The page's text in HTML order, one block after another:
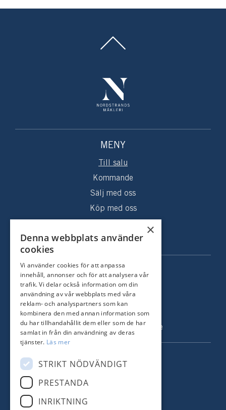
MENY
Till salu
Kommande
Sälj med oss
Köp med oss
Om oss
KONTAKT
Strandvägen 67
115 23 Stockholm
Tel: +46 8 731 51 00
info@nordstrandsmakleri.se
FÖLJ OSS
×
Denna webbplats använder
cookies
Vi använder cookies för att anpassa
innehåll, annonser och för att analysera vår
trafik. Vi delar också information om din
användning av vår webbplats med våra
reklam- och analyspartners som kan
kombinera den med annan information som
du har tillhandahållit dem eller som de har
samlat in från din användning av deras
tjänster. Läs mer
STRIKT NÖDVÄNDIGT
PRESTANDA
INRIKTNING